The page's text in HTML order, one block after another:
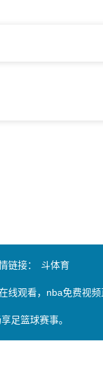
链接： 斗体育
观看，nba免费视
足篮球赛事。